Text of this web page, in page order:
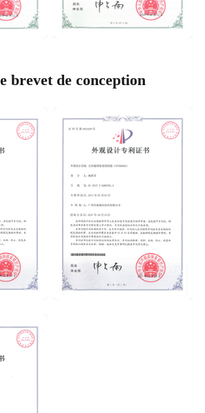
brevet de conception